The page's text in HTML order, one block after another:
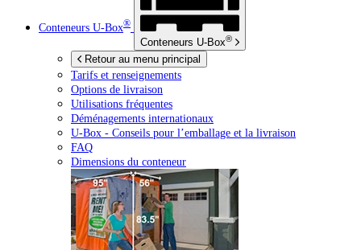
Conteneurs U-Box®
Conteneurs U-Box®
Retour au menu principal
Tarifs et renseignements
Options de livraison
Utilisations fréquentes
Déménagements internationaux
U-Box - Conseils pour l’emballage et la livraison
FAQ
Dimensions du conteneur